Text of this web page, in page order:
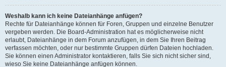
Weshalb kann ich keine Dateianhänge anfügen?
Rechte für Dateianhänge können für Foren, Gruppen und einzelne Benutzer
vergeben werden. Die Board-Administration hat es möglicherweise nicht
erlaubt, Dateianhänge in dem Forum anzufügen, in dem Sie Ihren Beitrag
verfassen möchten, oder nur bestimmte Gruppen dürfen Dateien hochladen.
Sie können einen Administrator kontaktieren, falls Sie sich nicht sicher sind,
wieso Sie keine Dateianhänge anfügen können.